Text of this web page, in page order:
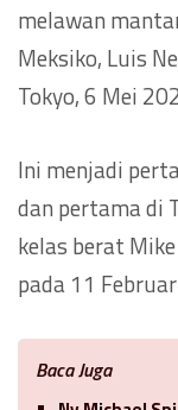
melawan
Meksiko, Luis
Tokyo, 6 Mei
Ini menjadi
dan pertama di
kelas berat
pada 11
Baca Juga